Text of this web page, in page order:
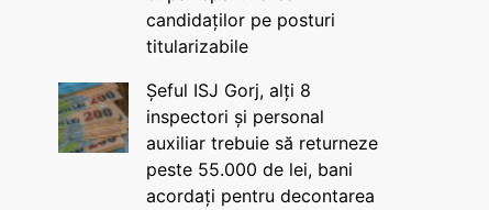
candidaților pe posturi
titularizabile
Șeful ISJ Gorj, alți 8
inspectori și personal
auxiliar trebuie să returneze
peste 55.000 de lei, bani
acordați pentru decontarea